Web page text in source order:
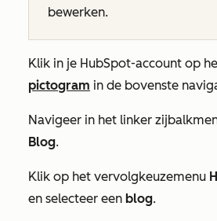
bewerken.
Klik in je HubSpot-account op
pictogram in de bovenste
Navigeer in het linker
Blog.
Klik op het vervolgkeuzemenu
en selecteer een blog.